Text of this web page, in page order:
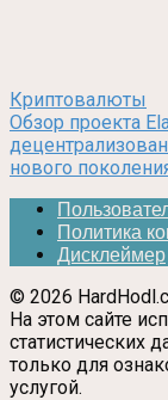
Криптовалюты
Обзор проекта
нового
Политика
Дисклеймер
© 2026
На этом сайте
статистических
только для
услугой.